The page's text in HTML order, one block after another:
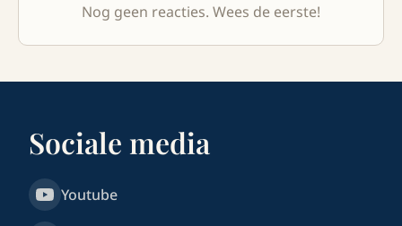
Nog geen reacties. Wees de eerste!
Sociale media
Youtube